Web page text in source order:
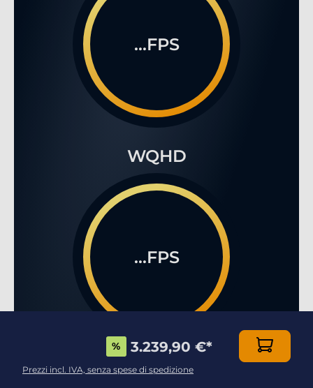
...FPS
WQHD
...FPS
4K
% 3.239,90 €*
Prezzi incl. IVA, senza spese di spedizione